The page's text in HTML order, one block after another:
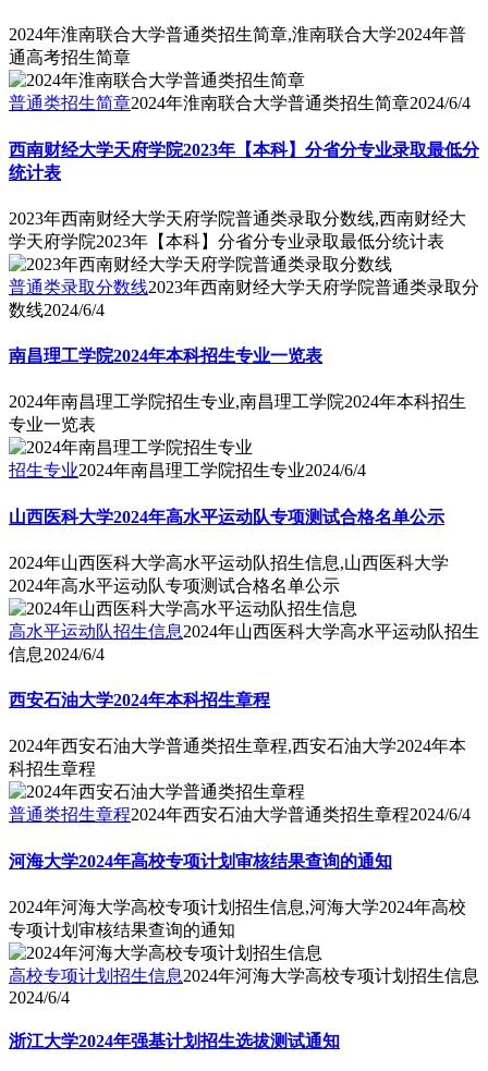
2024年淮南联合大学普通类招生简章,淮南联合大学2024年普
通高考招生简章
普通类招生简章2024年淮南联合大学普通类招生简章2024/6/4
西南财经大学天府学院2023年【本科】分省分专业录取最低分
统计表
2023年西南财经大学天府学院普通类录取分数线,西南财经大
学天府学院2023年【本科】分省分专业录取最低分统计表
普通类录取分数线2023年西南财经大学天府学院普通类录取分
数线2024/6/4
南昌理工学院2024年本科招生专业一览表
2024年南昌理工学院招生专业,南昌理工学院2024年本科招生
专业一览表
招生专业2024年南昌理工学院招生专业2024/6/4
山西医科大学2024年高水平运动队专项测试合格名单公示
2024年山西医科大学高水平运动队招生信息,山西医科大学
2024年高水平运动队专项测试合格名单公示
高水平运动队招生信息2024年山西医科大学高水平运动队招生
信息2024/6/4
西安石油大学2024年本科招生章程
2024年西安石油大学普通类招生章程,西安石油大学2024年本
科招生章程
普通类招生章程2024年西安石油大学普通类招生章程2024/6/4
河海大学2024年高校专项计划审核结果查询的通知
2024年河海大学高校专项计划招生信息,河海大学2024年高校
专项计划审核结果查询的通知
高校专项计划招生信息2024年河海大学高校专项计划招生信息
2024/6/4
浙江大学2024年强基计划招生选拔测试通知